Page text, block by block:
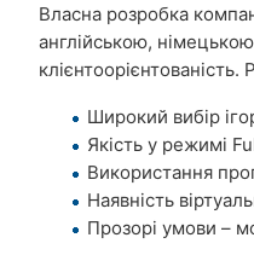
Власна розробка
англійською,
Широкий вибір
Якість у режимі
Використання
Наявність
Прозорі умови –